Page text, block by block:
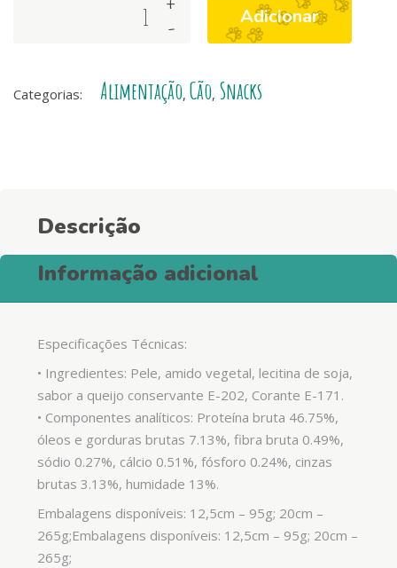
quantity
- Adicionar
Categorias: Alimentação, Cão, Snacks
Descrição
Informação adicional
Especificações Técnicas:
• Ingredientes: Pele, amido vegetal, lecitina de soja,
sabor a queijo conservante E-202, Corante E-171.
• Componentes analíticos: Proteína bruta 46.75%,
óleos e gorduras brutas 7.13%, fibra bruta 0.49%,
sódio 0.27%, cálcio 0.51%, fósforo 0.24%, cinzas
brutas 3.13%, humidade 13%.
Embalagens disponíveis: 12,5cm – 95g; 20cm –
265g;Embalagens disponíveis: 12,5cm – 95g; 20cm –
265g;